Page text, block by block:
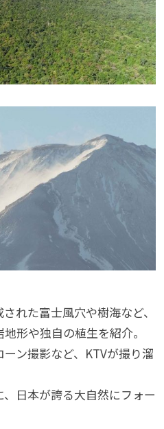
れた富士風穴や樹海など、
形や独自の植生を紹介。
ン撮影など、KTVが撮り溜
日本が誇る大自然にフォー